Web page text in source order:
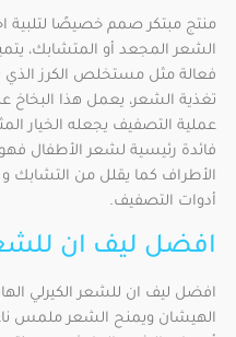
منتج مبتكر صمم خصيصًا لتلبية
الشعر المجعد أو المتشابك،
فعالة مثل مستخلص الكرز
تغذية الشعر، يعمل هذا البخاخ
فائدة رئيسية لشعر الأطفال
الأطراف كما يقلل من التشابك و
أدوات التصفيف.
افضل ليف ان
افضل ليف ان للشعر الكيرلي
الهيشان ويمنح الشعر ملمس